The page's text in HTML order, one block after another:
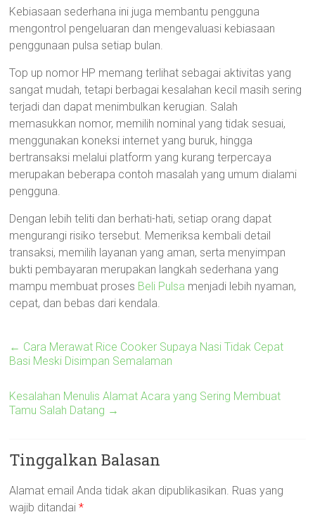
Kebiasaan sederhana ini juga membantu pengguna
mengontrol pengeluaran dan mengevaluasi kebiasaan
penggunaan pulsa setiap bulan.
Top up nomor HP memang terlihat sebagai aktivitas yang
sangat mudah, tetapi berbagai kesalahan kecil masih sering
terjadi dan dapat menimbulkan kerugian. Salah
memasukkan nomor, memilih nominal yang tidak sesuai,
menggunakan koneksi internet yang buruk, hingga
bertransaksi melalui platform yang kurang terpercaya
merupakan beberapa contoh masalah yang umum dialami
pengguna.
Dengan lebih teliti dan berhati-hati, setiap orang dapat
mengurangi risiko tersebut. Memeriksa kembali detail
transaksi, memilih layanan yang aman, serta menyimpan
bukti pembayaran merupakan langkah sederhana yang
mampu membuat proses Beli Pulsa menjadi lebih nyaman,
cepat, dan bebas dari kendala.
← Cara Merawat Rice Cooker Supaya Nasi Tidak Cepat
Basi Meski Disimpan Semalaman
Kesalahan Menulis Alamat Acara yang Sering Membuat
Tamu Salah Datang →
Tinggalkan Balasan
Alamat email Anda tidak akan dipublikasikan. Ruas yang
wajib ditandai*